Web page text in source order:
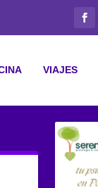
VIAJES